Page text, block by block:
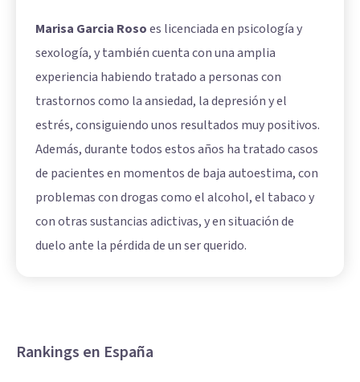
Marisa Garcia Rosoes licenciada en psicología y
sexología, y también cuenta con una amplia
experiencia habiendo tratado a personas con
trastornos como la ansiedad, la depresión y el
estrés, consiguiendo unos resultados muy positivos.
Además, durante todos estos años ha tratado casos
de pacientes en momentos de baja autoestima, con
problemas con drogas como el alcohol, el tabaco y
con otras sustancias adictivas, y en situación de
duelo ante la pérdida de un ser querido.
Rankings en España